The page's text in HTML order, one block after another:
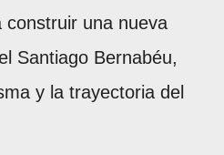
una nueva
Santiago Bernabéu,
y la trayectoria del